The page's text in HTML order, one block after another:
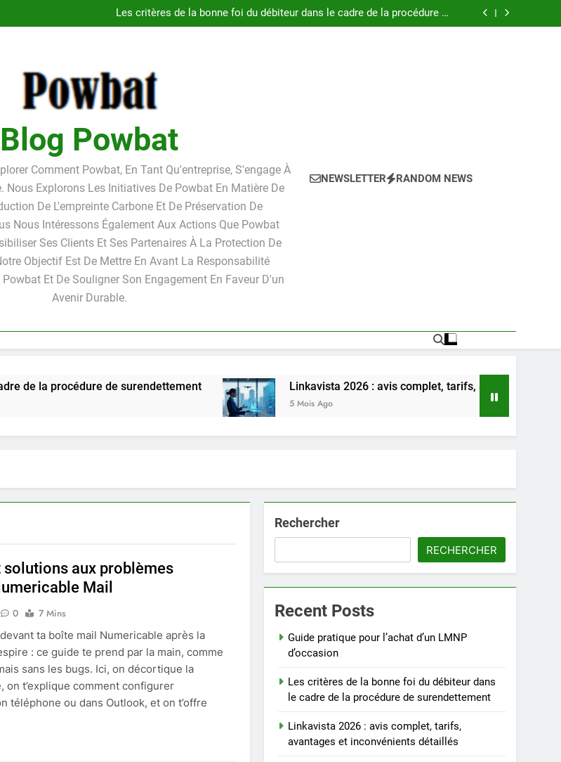
Les critères de la bonne foi du débiteur dans le cadre de la procédure de
surendettement
Linkavista 2026 : avis complet, tarifs, avantages et inconvénients détaillés
Linkavista 2026 : avis complet, tarifs, avantages et inconvénients détaillés
Pourquoi louer un box de stockage ?Pourquoi louer un box de stockage ?
Blog Powbat
Comment Powbat, En Tant Qu'entreprise, S'engage À
Nous Explorons Les Initiatives De Powbat En Matière De
De L'empreinte Carbone Et De Préservation De
Nous Intéressons Également Aux Actions Que Powbat
Ses Clients Et Ses Partenaires À La Protection De
Objectif Est De Mettre En Avant La Responsabilité
Et De Souligner Son Engagement En Faveur D'un
Avenir Durable.
NEWSLETTER RANDOM NEWS
de surendettement Linkavista 2026 : avis complet, tarifs, avantages et inconvénients
5 Mois Ago
solutions aux problèmes
Mail
0
7 Mins
ta boîte mail Numericable après la
: ce guide te prend par la main, comme
sans les bugs. Ici, on décortique la
on t’explique comment configurer
téléphone ou dans Outlook, et on t’offre
Rechercher
RECHERCHER
Recent Posts
Guide pratique pour l’achat d’un LMNP
d’occasion
Les critères de la bonne foi du débiteur dans
le cadre de la procédure de surendettement
Linkavista 2026 : avis complet, tarifs,
avantages et inconvénients détaillés